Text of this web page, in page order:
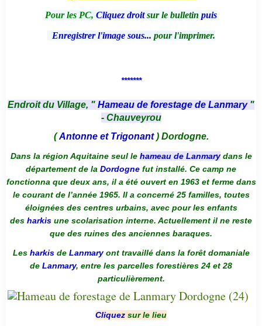
Pour les PC, Cliquez droitsur le bulletin puis
Enregistrer l'image sous... pour l'imprimer.
*******
Endroit du Village, " Hameau de forestage de Lanmary "
- Chauveyrou
(Antonne et Trigonant) Dordogne.
Dans la région Aquitaine seul le hameau de Lanmarydans le
département de la Dordogne fut installé. Ce camp ne
fonctionna que deux ans, il a été ouvert en 1963 et ferme dans
le courant de l’année 1965. Il a concerné 25 familles, toutes
éloignées des centres urbains, avec pour les enfants
des harkis une scolarisation interne. Actuellement il ne reste
que des ruines des anciennes baraques.
Les harkis de Lanmaryont travaillé dans la forêt domaniale
de Lanmary, entre les parcelles forestières 24 et 28
particulièrement.
Cliquez sur le lieu